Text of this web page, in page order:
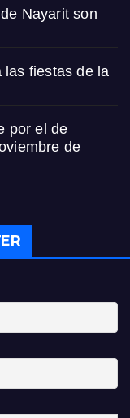
Nayarit son
las fiestas de la
por el de
de